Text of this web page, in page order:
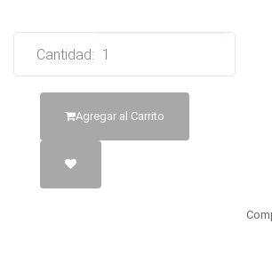
Cantidad:
Agregar al Carrito